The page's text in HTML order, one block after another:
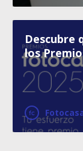
Descubre
los